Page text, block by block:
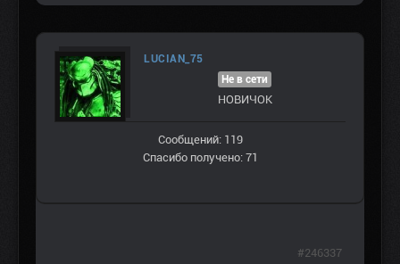
LUCIAN_75
Не в сети
НОВИЧОК
Сообщений: 119
Спасибо получено: 71
#246337